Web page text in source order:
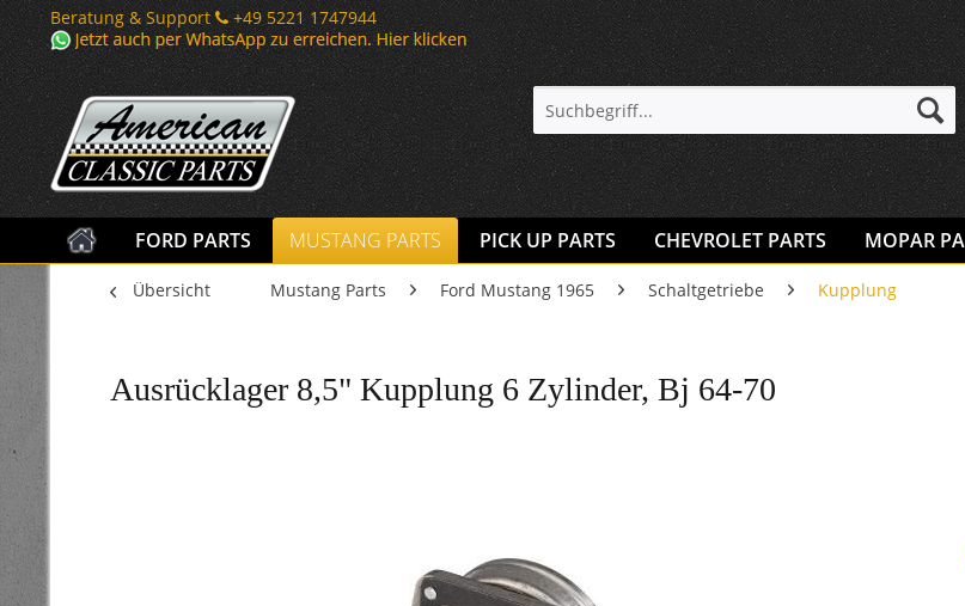
Beratung & Support
+49 5221 1747944
FORD PARTS MUSTANG PARTS PICK UP PARTS CHEVROLET PARTS MOPAR
Übersicht Mustang Parts Ford Mustang 1965 Schaltgetriebe Kupplung
Ausrücklager 8,5" Kupplung 6 Zylinder, Bj 64-70